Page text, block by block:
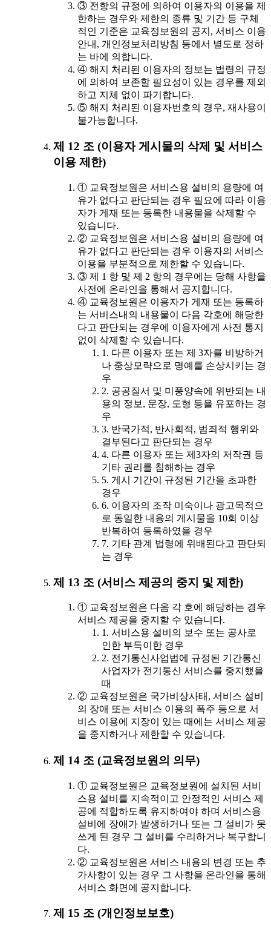
③ 전항의 규정에 의하여 이용자의 이용을 제
한하는 경우와 제한의 종류 및 기간 등 구체
적인 기준은 교육정보원의 공지, 서비스 이용
안내, 개인정보처리방침 등에서 별도로 정하
는 바에 의합니다.
④ 해지 처리된 이용자의 정보는 법령의 규정
에 의하여 보존할 필요성이 있는 경우를 제외
하고 지체 없이 파기합니다.
⑤ 해지 처리된 이용자번호의 경우, 재사용이
불가능합니다.
제 12 조 (이용자 게시물의 삭제 및 서비스
이용 제한)
① 교육정보원은 서비스용 설비의 용량에 여
유가 없다고 판단되는 경우 필요에 따라 이용
자가 게재 또는 등록한 내용물을 삭제할 수
있습니다.
② 교육정보원은 서비스용 설비의 용량에 여
유가 없다고 판단되는 경우 이용자의 서비스
이용을 부분적으로 제한할 수 있습니다.
③ 제 1 항 및 제 2 항의 경우에는 당해 사항을
사전에 온라인을 통해서 공지합니다.
④ 교육정보원은 이용자가 게재 또는 등록하
는 서비스내의 내용물이 다음 각호에 해당한
다고 판단되는 경우에 이용자에게 사전 통지
없이 삭제할 수 있습니다.
1. 다른 이용자 또는 제 3자를 비방하거
나 중상모략으로 명예를 손상시키는 경
우
2. 공공질서 및 미풍양속에 위반되는 내
용의 정보, 문장, 도형 등을 유포하는 경
우
3. 반국가적, 반사회적, 범죄적 행위와
결부된다고 판단되는 경우
4. 다른 이용자 또는 제3자의 저작권 등
기타 권리를 침해하는 경우
5. 게시 기간이 규정된 기간을 초과한
경우
6. 이용자의 조작 미숙이나 광고목적으
로 동일한 내용의 게시물을 10회 이상
반복하여 등록하였을 경우
7. 기타 관계 법령에 위배된다고 판단되
는 경우
제 13 조 (서비스 제공의 중지 및 제한)
① 교육정보원은 다음 각 호에 해당하는 경우
서비스 제공을 중지할 수 있습니다.
1. 서비스용 설비의 보수 또는 공사로
인한 부득이한 경우
2. 전기통신사업법에 규정된 기간통신
사업자가 전기통신 서비스를 중지했을
때
② 교육정보원은 국가비상사태, 서비스 설비
의 장애 또는 서비스 이용의 폭주 등으로 서
비스 이용에 지장이 있는 때에는 서비스 제공
을 중지하거나 제한할 수 있습니다.
제 14 조 (교육정보원의 의무)
① 교육정보원은 교육정보원에 설치된 서비
스용 설비를 지속적이고 안정적인 서비스 제
공에 적합하도록 유지하여야 하며 서비스용
설비에 장애가 발생하거나 또는 그 설비가 못
쓰게 된 경우 그 설비를 수리하거나 복구합니
다.
② 교육정보원은 서비스 내용의 변경 또는 추
가사항이 있는 경우 그 사항을 온라인을 통해
서비스 화면에 공지합니다.
제 15 조 (개인정보보호)